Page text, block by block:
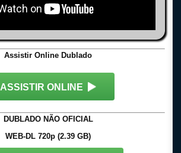
Assistir Online Dublado
ASSISTIR ONLINE
DUBLADO NÃO OFICIAL
WEB-DL 720p (2.39 GB)